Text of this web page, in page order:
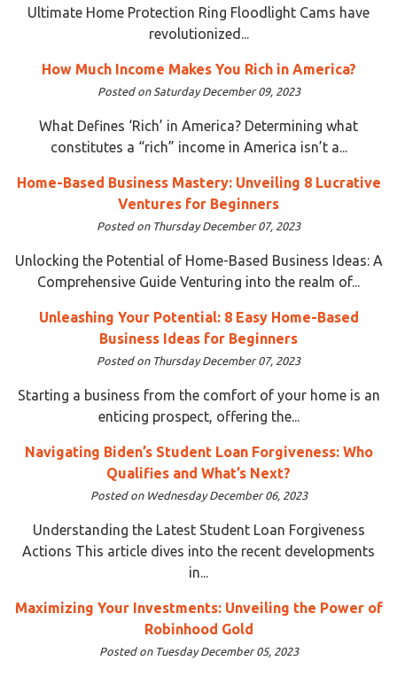
Ultimate Home Protection Ring Floodlight Cams have
revolutionized...
How Much Income Makes You Rich in America?
Posted on Saturday December 09, 2023
What Defines ‘Rich’ in America? Determining what
constitutes a “rich” income in America isn’t a...
Home-Based Business Mastery: Unveiling 8 Lucrative
Ventures for Beginners
Posted on Thursday December 07, 2023
Unlocking the Potential of Home-Based Business Ideas: A
Comprehensive Guide Venturing into the realm of...
Unleashing Your Potential: 8 Easy Home-Based
Business Ideas for Beginners
Posted on Thursday December 07, 2023
Starting a business from the comfort of your home is an
enticing prospect, offering the...
Navigating Biden’s Student Loan Forgiveness: Who
Qualifies and What’s Next?
Posted on Wednesday December 06, 2023
Understanding the Latest Student Loan Forgiveness
Actions This article dives into the recent developments
in...
Maximizing Your Investments: Unveiling the Power of
Robinhood Gold
Posted on Tuesday December 05, 2023